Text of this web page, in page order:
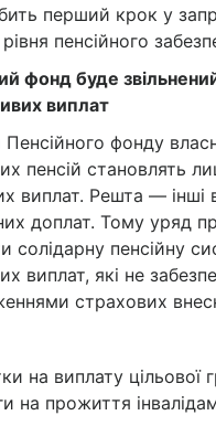
перший крок у
пенсійного
фонд буде
виплат
Пенсійного фонду
пенсій становлять
виплат. Решта — інші
доплат. Тому уряд
солідарну пенсійну
виплат, які не
страхових
на виплату цільової
на прожиття